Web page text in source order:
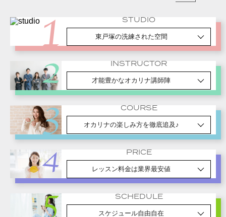
STUDIO
東戸塚の洗練された空間
INSTRUCTOR
才能豊かなオカリナ講師陣
COURSE
オカリナの楽しみ方を徹底追及♪
PRICE
レッスン料金は業界最安値
SCHEDULE
スケジュール自由自在